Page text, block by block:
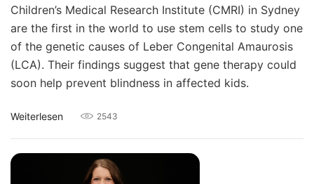
Children’s Medical Research Institute (CMRI) in Sydney
are the first in the world to use stem cells to study one
of the genetic causes of Leber Congenital Amaurosis
(LCA). Their findings suggest that gene therapy could
soon help prevent blindness in affected kids.
Weiterlesen 2543